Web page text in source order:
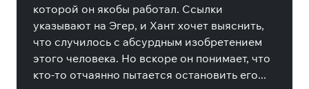
которой он якобы работал. Ссылки
указывают на Эгер, и Хант хочет выяснить,
что случилось с абсурдным изобретением
этого человека. Но вскоре он понимает, что
кто-то отчаянно пытается остановить его...